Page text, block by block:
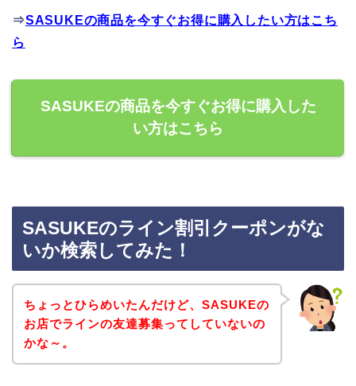
⇒SASUKEの商品を今すぐお得に購入したい方はこち
ら
SASUKEの商品を今すぐお得に購入した
い方はこちら
SASUKEのライン割引クーポンがな
いか検索してみた！
ちょっとひらめいたんだけど、SASUKEの
お店でラインの友達募集ってしていないの
かな～。